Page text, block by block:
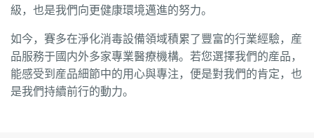
級，也是我們向更健康環境邁進的努力。
如今，賽多在淨化消毒設備領域積累了豐富的行業經驗，産
品服務于國内外多家專業醫療機構。若您選擇我們的産品，
能感受到産品細節中的用心與專注，便是對我們的肯定，也
是我們持續前行的動力。